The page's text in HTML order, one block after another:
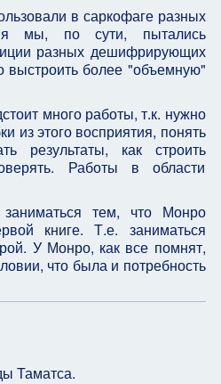
в саркофаге разных
мы, по сути, пытались
разных дешифрирующих
выстроить более "объемную"
много работы, т.к. нужно
из этого восприятия, понять
результаты, как строить
Работы в области
тем, что Монро
книге. Т.е. заниматься
У Монро, как все помнят,
что была и потребность
Таматса.